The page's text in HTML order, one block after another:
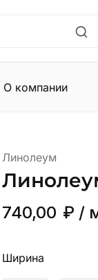
О компании
Линолеум
740,00 ₽ /
Ширина